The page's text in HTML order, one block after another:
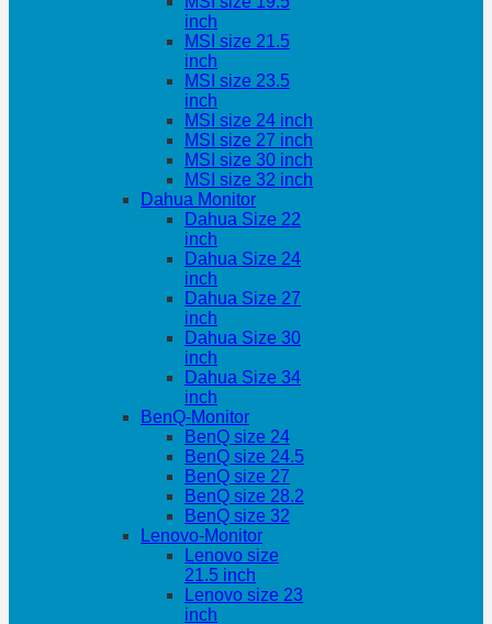
inch
MSI size 21.5
inch
MSI size 23.5
inch
MSI size 24 inch
MSI size 27 inch
MSI size 30 inch
MSI size 32 inch
Dahua Monitor
Dahua Size 22
inch
Dahua Size 24
inch
Dahua Size 27
inch
Dahua Size 30
inch
Dahua Size 34
inch
BenQ-Monitor
BenQ size 24
BenQ size 24.5
BenQ size 27
BenQ size 28.2
BenQ size 32
Lenovo-Monitor
Lenovo size
21.5 inch
Lenovo size 23
inch